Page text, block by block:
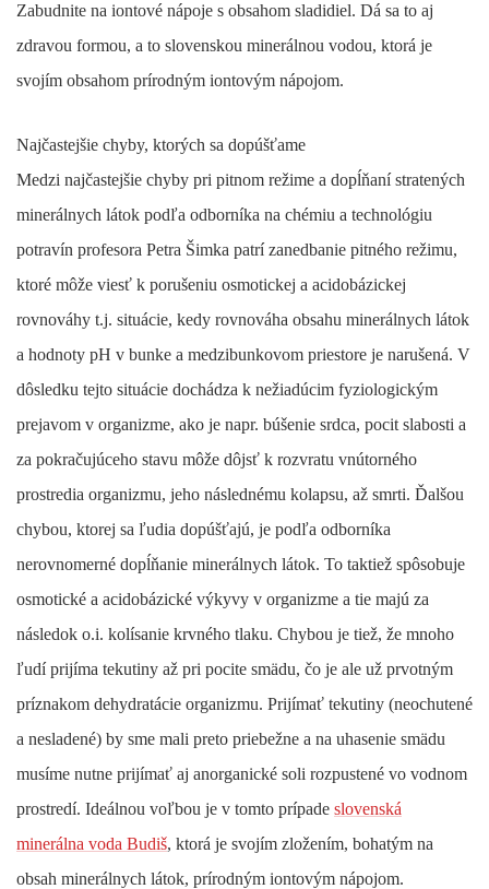
Zabudnite na iontové nápoje s obsahom sladidiel. Dá sa to aj
zdravou formou, a to slovenskou minerálnou vodou, ktorá je
svojím obsahom prírodným iontovým nápojom.
Najčastejšie chyby, ktorých sa dopúšťame
Medzi najčastejšie chyby pri pitnom režime a dopĺňaní stratených
minerálnych látok podľa odborníka na chémiu a technológiu
potravín profesora Petra Šimka patrí zanedbanie pitného režimu,
ktoré môže viesť k porušeniu osmotickej a acidobázickej
rovnováhy t.j. situácie, kedy rovnováha obsahu minerálnych látok
a hodnoty pH v bunke a medzibunkovom priestore je narušená. V
dôsledku tejto situácie dochádza k nežiadúcim fyziologickým
prejavom v organizme, ako je napr. búšenie srdca, pocit slabosti a
za pokračujúceho stavu môže dôjsť k rozvratu vnútorného
prostredia organizmu, jeho následnému kolapsu, až smrti. Ďalšou
chybou, ktorej sa ľudia dopúšťajú, je podľa odborníka
nerovnomerné dopĺňanie minerálnych látok. To taktiež spôsobuje
osmotické a acidobázické výkyvy v organizme a tie majú za
následok o.i. kolísanie krvného tlaku. Chybou je tiež, že mnoho
ľudí prijíma tekutiny až pri pocite smädu, čo je ale už prvotným
príznakom dehydratácie organizmu. Prijímať tekutiny (neochutené
a nesladené) by sme mali preto priebežne a na uhasenie smädu
musíme nutne prijímať aj anorganické soli rozpustené vo vodnom
prostredí. Ideálnou voľbou je v tomto prípade slovenská
minerálna voda Budiš, ktorá je svojím zložením, bohatým na
obsah minerálnych látok, prírodným iontovým nápojom.